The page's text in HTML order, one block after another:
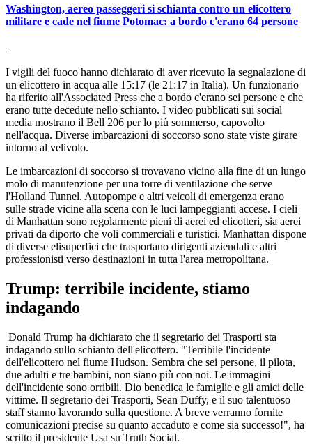
Washington, aereo passeggeri si schianta contro un elicottero
militare e cade nel fiume Potomac: a bordo c'erano 64 persone
I vigili del fuoco hanno dichiarato di aver ricevuto la segnalazione di
un elicottero in acqua alle 15:17 (le 21:17 in Italia). Un funzionario
ha riferito all'Associated Press che a bordo c'erano sei persone e che
erano tutte decedute nello schianto. I video pubblicati sui social
media mostrano il Bell 206 per lo più sommerso, capovolto
nell'acqua. Diverse imbarcazioni di soccorso sono state viste girare
intorno al velivolo.
Le imbarcazioni di soccorso si trovavano vicino alla fine di un lungo
molo di manutenzione per una torre di ventilazione che serve
l'Holland Tunnel. Autopompe e altri veicoli di emergenza erano
sulle strade vicine alla scena con le luci lampeggianti accese. I cieli
di Manhattan sono regolarmente pieni di aerei ed elicotteri, sia aerei
privati da diporto che voli commerciali e turistici. Manhattan dispone
di diverse elisuperfici che trasportano dirigenti aziendali e altri
professionisti verso destinazioni in tutta l'area metropolitana.
Trump: terribile incidente, stiamo
indagando
Donald Trump ha dichiarato che il segretario dei Trasporti sta
indagando sullo schianto dell'elicottero. "Terribile l'incidente
dell'elicottero nel fiume Hudson. Sembra che sei persone, il pilota,
due adulti e tre bambini, non siano più con noi. Le immagini
dell'incidente sono orribili. Dio benedica le famiglie e gli amici delle
vittime. Il segretario dei Trasporti, Sean Duffy, e il suo talentuoso
staff stanno lavorando sulla questione. A breve verranno fornite
comunicazioni precise su quanto accaduto e come sia successo!", ha
scritto il presidente Usa su Truth Social.